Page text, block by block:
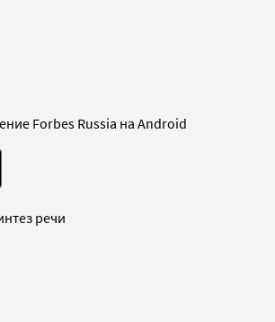
Forbes Russia на Android
речи